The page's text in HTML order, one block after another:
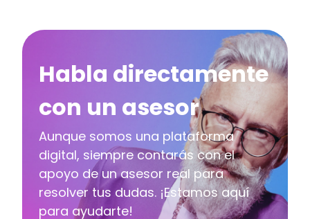
Habla directamente
con un asesor
Aunque somos una plataforma
digital, siempre contarás con el
apoyo de un asesor real para
resolver tus dudas. ¡Estamos aquí
para ayudarte!